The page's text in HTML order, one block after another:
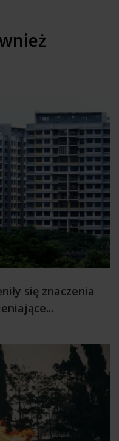
się znaczenia